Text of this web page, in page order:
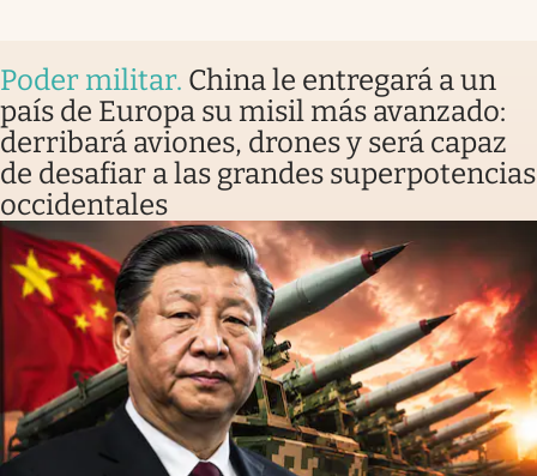
Poder militar. China le entregará a un
país de Europa su misil más avanzado:
derribará aviones, drones y será capaz
de desafiar a las grandes superpotencias
occidentales